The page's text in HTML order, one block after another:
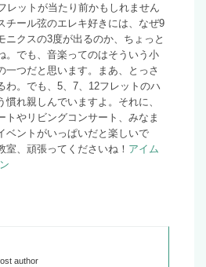
レットが当たり前かもしれません
チール弦のエレキ好きには、なぜ9
ニクスの3度が出るのか、ちょっと
。でも、音楽ってのはそういう小
一つだと思います。まあ、とっさ
わ。でも、5、7、12フレットのハ
慣れ親しんでいますよ。それに、
トやリビングコンサート、みなま
ベントがいっぱいだと楽しいで
室、頑張ってくださいね！ アイム
author